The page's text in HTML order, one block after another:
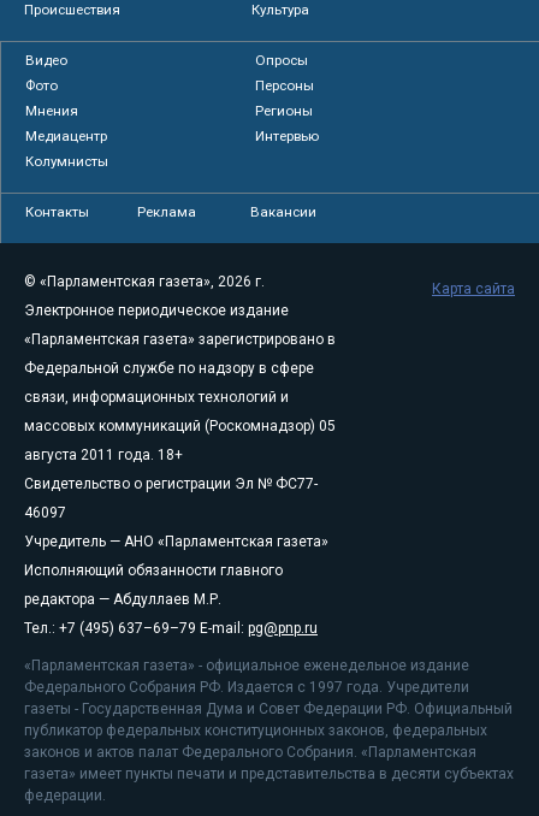
Происшествия
Культура
Видео
Опросы
Фото
Персоны
Мнения
Регионы
Медиацентр
Интервью
Колумнисты
Контакты Реклама Вакансии
© «Парламентская газета», 2026 г.
Электронное периодическое издание
«Парламентская газета» зарегистрировано в
Федеральной службе по надзору в сфере
связи, информационных технологий и
массовых коммуникаций (Роскомнадзор) 05
августа 2011 года. 18+
Свидетельство о регистрации Эл № ФС77-
46097
Учредитель — АНО «Парламентская газета»
Исполняющий обязанности главного
редактора — Абдуллаев М.Р.
Тел.: +7 (495) 637–69–79 E-mail: pg@pnp.ru
«Парламентская газета» - официальное еженедельное издание
Федерального Собрания РФ. Издается с 1997 года. Учредители
газеты - Государственная Дума и Совет Федерации РФ. Официальный
публикатор федеральных конституционных законов, федеральных
законов и актов палат Федерального Собрания. «Парламентская
газета» имеет пункты печати и представительства в десяти субъектах
федерации.
Карта сайта